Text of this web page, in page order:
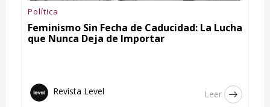
Política
Feminismo Sin Fecha de Caducidad: La Lucha
que Nunca Deja de Importar
Revista Level Leer